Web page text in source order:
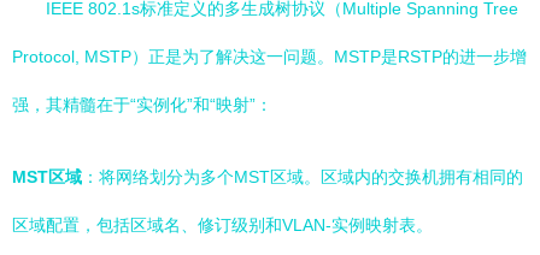
IEEE 802.1s标准定义的多生成树协议（Multiple Spanning Tree
Protocol, MSTP）正是为了解决这一问题。MSTP是RSTP的进一步增
强，其精髓在于“实例化”和“映射”：
MST区域 ：将网络划分为多个MST区域。区域内的交换机拥有相同的
区域配置，包括区域名、修订级别和VLAN-实例映射表。